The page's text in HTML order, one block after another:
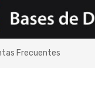
Frecuentes